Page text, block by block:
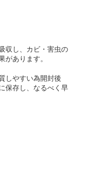
収し、カビ・害虫の
があります。
しやすい為開封後
保存し、なるべく早